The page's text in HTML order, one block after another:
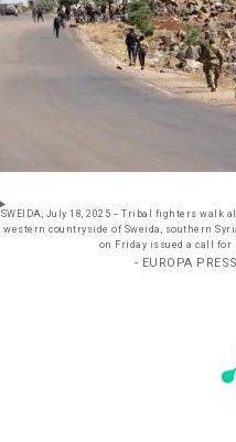
SWEIDA, July 18, 2025 -- Tribal fighters walk along a road near a frontline in the town of Wolgha,
western countryside of Sweida, southern
on Friday issued a call
- EUROPA